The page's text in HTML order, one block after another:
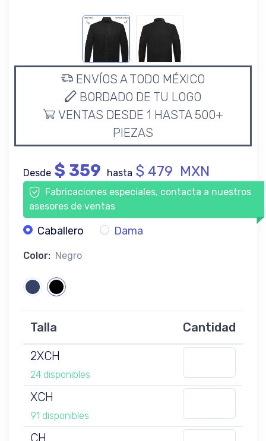
ENVÍOS A TODO MÉXICO
BORDADO DE TU LOGO
VENTAS DESDE 1 HASTA 500+
PIEZAS
Desde $ 359 hasta $ 479 MXN
Fabricaciones especiales, contacta a nuestros
asesores de ventas
Caballero Dama
Color: Negro
Talla
Cantidad
2XCH
24 disponibles
XCH
91 disponibles